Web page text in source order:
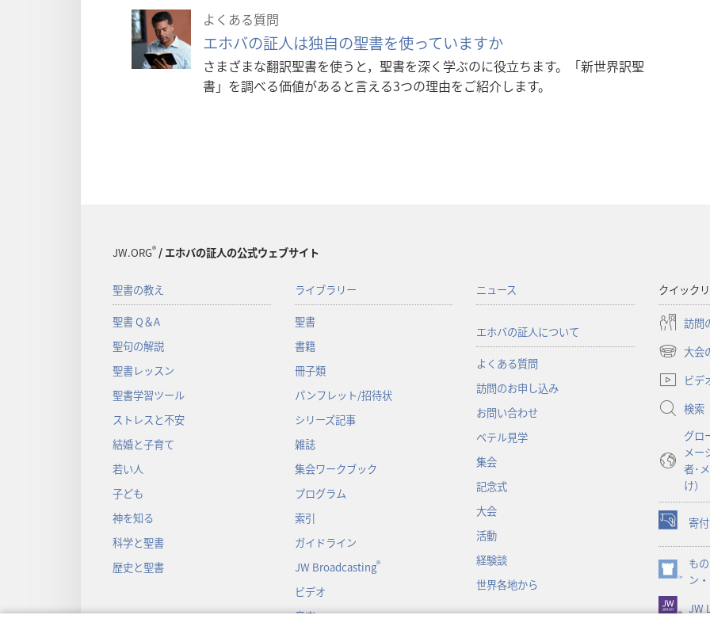
よくある質問
エホバの証人は独自の聖書を使っていますか
さまざまな翻訳聖書を使うと，聖書を深く学ぶのに役立ちます。「新世界訳聖
書」を調べる価値があると言える3つの理由をご紹介します。
JW.ORG®/ エホバの証人の公式ウェブサイト
聖書の教え
聖書 Q＆A
聖句の解説
聖書レッスン
聖書学習ツール
ストレスと不安
結婚と子育て
若い人
子ども
神を知る
科学と聖書
歴史と聖書
ライブラリー
聖書
書籍
冊子類
パンフレット/招待状
シリーズ記事
雑誌
集会ワークブック
プログラム
索引
ガイドライン
JW Broadcasting®
ビデオ
ニュース
エホバの証人について
よくある質問
訪問のお申し込み
お問い合わせ
ベテル見学
集会
記念式
大会
活動
経験談
世界各地から
クイック
訪問
大会
（新
し
タ
開
ビデ
検索
グロ
メー
者･
け）
寄付
（新
し
い
タ
ブ
で
も
ン
（新
し
い
JW